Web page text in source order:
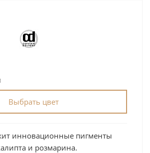
Выбрать цвет
инновационные пигменты
и розмарина.